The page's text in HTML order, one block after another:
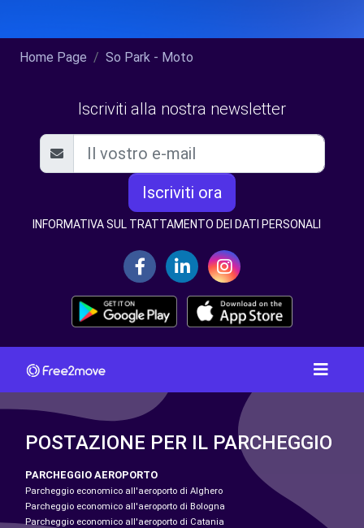
Home Page So Park - Moto
Iscriviti alla nostra newsletter
Iscriviti ora
INFORMATIVA SUL TRATTAMENTO DEI DATI PERSONALI
POSTAZIONE PER IL PARCHEGGIO
PARCHEGGIO AEROPORTO
Parcheggio economico all'aeroporto di Alghero
Parcheggio economico all'aeroporto di Bologna
Parcheggio economico all'aeroporto di Catania